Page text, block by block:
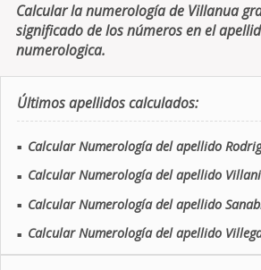
Calcular la numerología de Villanua
significado de los números en el
numerologica.
Últimos apellidos calculados:
■ Calcular Numerología del apellido
■ Calcular Numerología del apellido
■ Calcular Numerología del apellido
■ Calcular Numerología del apellido